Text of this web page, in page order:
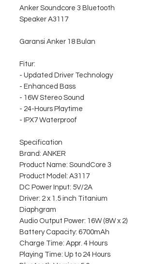
Anker Soundcore 3 Bluetooth
Speaker A3117
Garansi Anker 18 Bulan
Fitur:
- Updated Driver Technology
- Enhanced Bass
- 16W Stereo Sound
- 24-Hours Playtime
- IPX7 Waterproof
Specification
Brand: ANKER
Product Name: SoundCore 3
Product Model: A3117
DC Power Input: 5V/2A
Driver: 2 x 1.5 inch Titanium
Diaphgram
Audio Output Power: 16W (8W x 2)
Battery Capacity: 6700mAh
Charge Time: Appr. 4 Hours
Playing Time: Up to 24 Hours